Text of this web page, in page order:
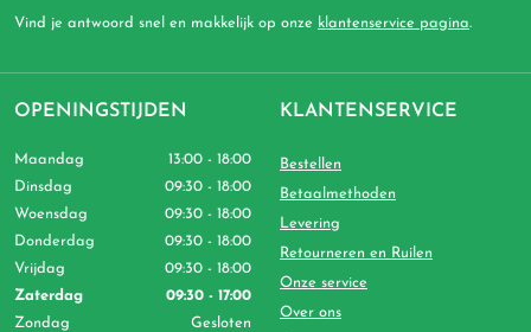
Vind je antwoord snel en makkelijk op onze klantenservice pagina.
OPENINGSTIJDEN
Maandag
13:00 - 18:00
Dinsdag
09:30 - 18:00
Woensdag
09:30 - 18:00
Donderdag
09:30 - 18:00
Vrijdag
09:30 - 18:00
Zaterdag
09:30 - 17:00
Zondag
Gesloten
KLANTENSERVICE
Bestellen
Betaalmethoden
Levering
Retourneren en Ruilen
Onze service
Over ons